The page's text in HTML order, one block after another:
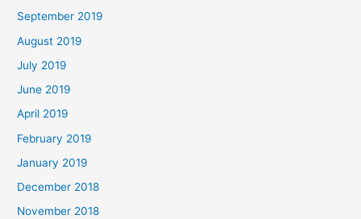
September 2019
August 2019
July 2019
June 2019
April 2019
February 2019
January 2019
December 2018
November 2018